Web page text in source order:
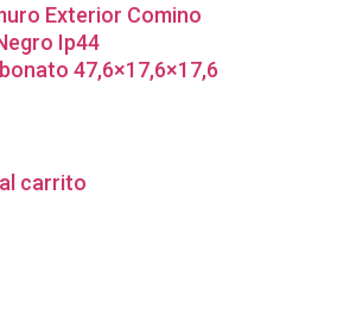
Exterior Comino
Ip44
47,6×17,6×17,6
carrito